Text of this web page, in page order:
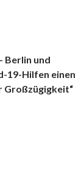
Berlin und
19-Hilfen einen
Großzügigkeit“